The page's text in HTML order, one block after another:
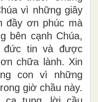
vì những giây
đầy ơn phúc mà
bên cạnh Chúa,
đức tin và được
chữa lành. Xin
con vì những
giờ chầu này.